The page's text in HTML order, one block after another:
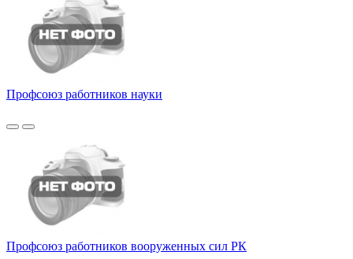
Профсоюз работников науки
Профсоюз работников вооруженных сил РК